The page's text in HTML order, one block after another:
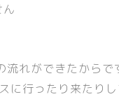
流れができたからで
に行ったり来たり